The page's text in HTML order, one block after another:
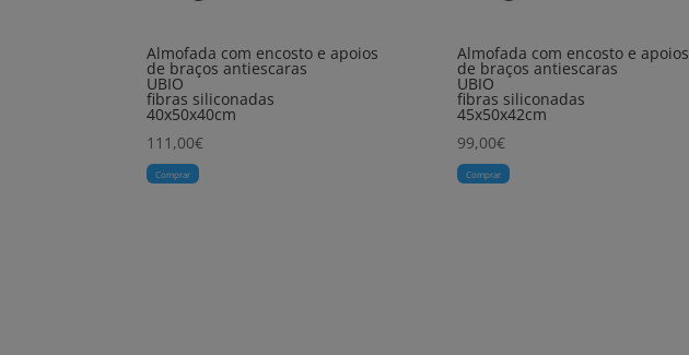
Almofada com encosto e apoios
de braços antiescaras
UBIO
fibras siliconadas
40x50x40cm
111,00€
Comprar
Almofada com encosto e apoios
de braços antiescaras
UBIO
fibras siliconadas
45x50x42cm
99,00€
Comprar